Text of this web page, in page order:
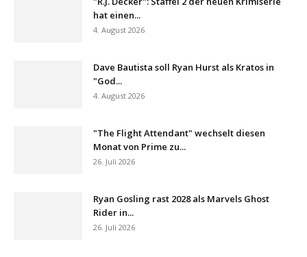
hat einen...
4. August 2026
Dave Bautista soll Ryan Hurst als Kratos in
"God...
4. August 2026
"The Flight Attendant" wechselt diesen
Monat von Prime zu...
26. Juli 2026
Ryan Gosling rast 2028 als Marvels Ghost
Rider in...
26. Juli 2026